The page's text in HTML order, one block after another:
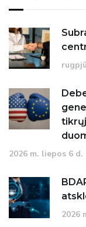
2026 m. liepos 6 d.
2026